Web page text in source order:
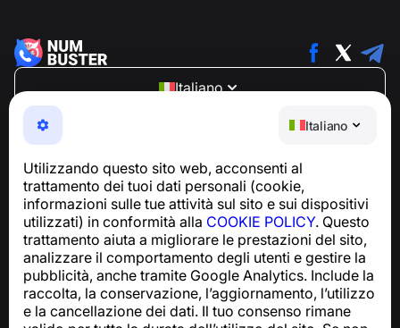
Italiano
Utilizzando questo sito web, acconsenti al
trattamento dei tuoi dati personali (cookie,
informazioni sulle tue attività sul sito e sui dispositivi
utilizzati) in conformità alla COOKIE POLICY. Questo
trattamento aiuta a migliorare le prestazioni del sito,
analizzare il comportamento degli utenti e gestire la
pubblicità, anche tramite Google Analytics. Include la
raccolta, la conservazione, l’aggiornamento, l’utilizzo
e la cancellazione dei dati. Il tuo consenso rimane
Italiano
NumBuster © 2013—2026 ·
support@numbuster.com
Un'app facile da usare che ti protegge da truffe
Per richieste relative alla conformità al GDPR:
support@numbuster.com
Centro assistenza
Notizie e articoli
Informazioni sul progetto
Contatti